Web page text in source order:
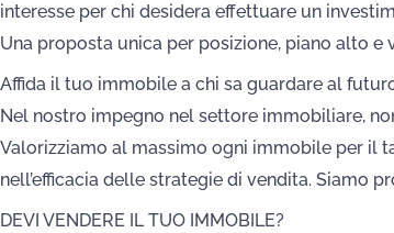
interesse per chi desidera effettuare un
Una proposta unica per posizione, piano alto e
Affida il tuo immobile a chi sa guardare al
Nel nostro impegno nel settore immobiliare,
Valorizziamo al massimo ogni immobile per il
nell’efficacia delle strategie di vendita. Siamo
DEVI VENDERE IL TUO IMMOBILE?